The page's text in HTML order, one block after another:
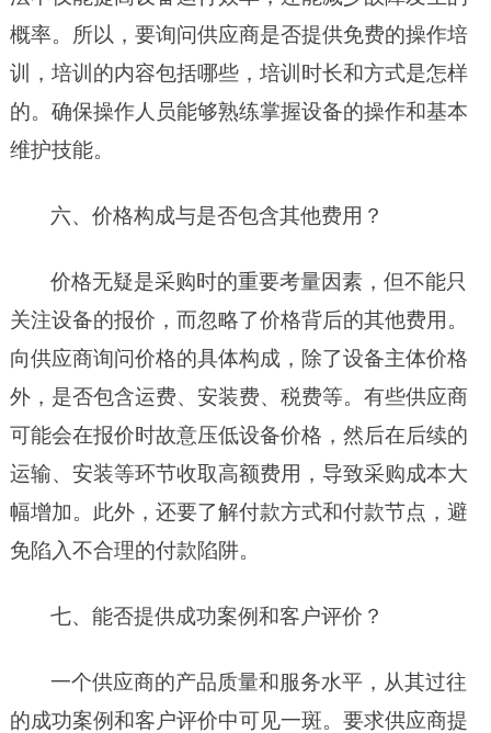
概率。所以，要询问供应商是否提供免费的操作培
训，培训的内容包括哪些，培训时长和方式是怎样
的。确保操作人员能够熟练掌握设备的操作和基本
维护技能。
六、价格构成与是否包含其他费用？
价格无疑是采购时的重要考量因素，但不能只
关注设备的报价，而忽略了价格背后的其他费用。
向供应商询问价格的具体构成，除了设备主体价格
外，是否包含运费、安装费、税费等。有些供应商
可能会在报价时故意压低设备价格，然后在后续的
运输、安装等环节收取高额费用，导致采购成本大
幅增加。此外，还要了解付款方式和付款节点，避
免陷入不合理的付款陷阱。
七、能否提供成功案例和客户评价？
一个供应商的产品质量和服务水平，从其过往
的成功案例和客户评价中可见一斑。要求供应商提